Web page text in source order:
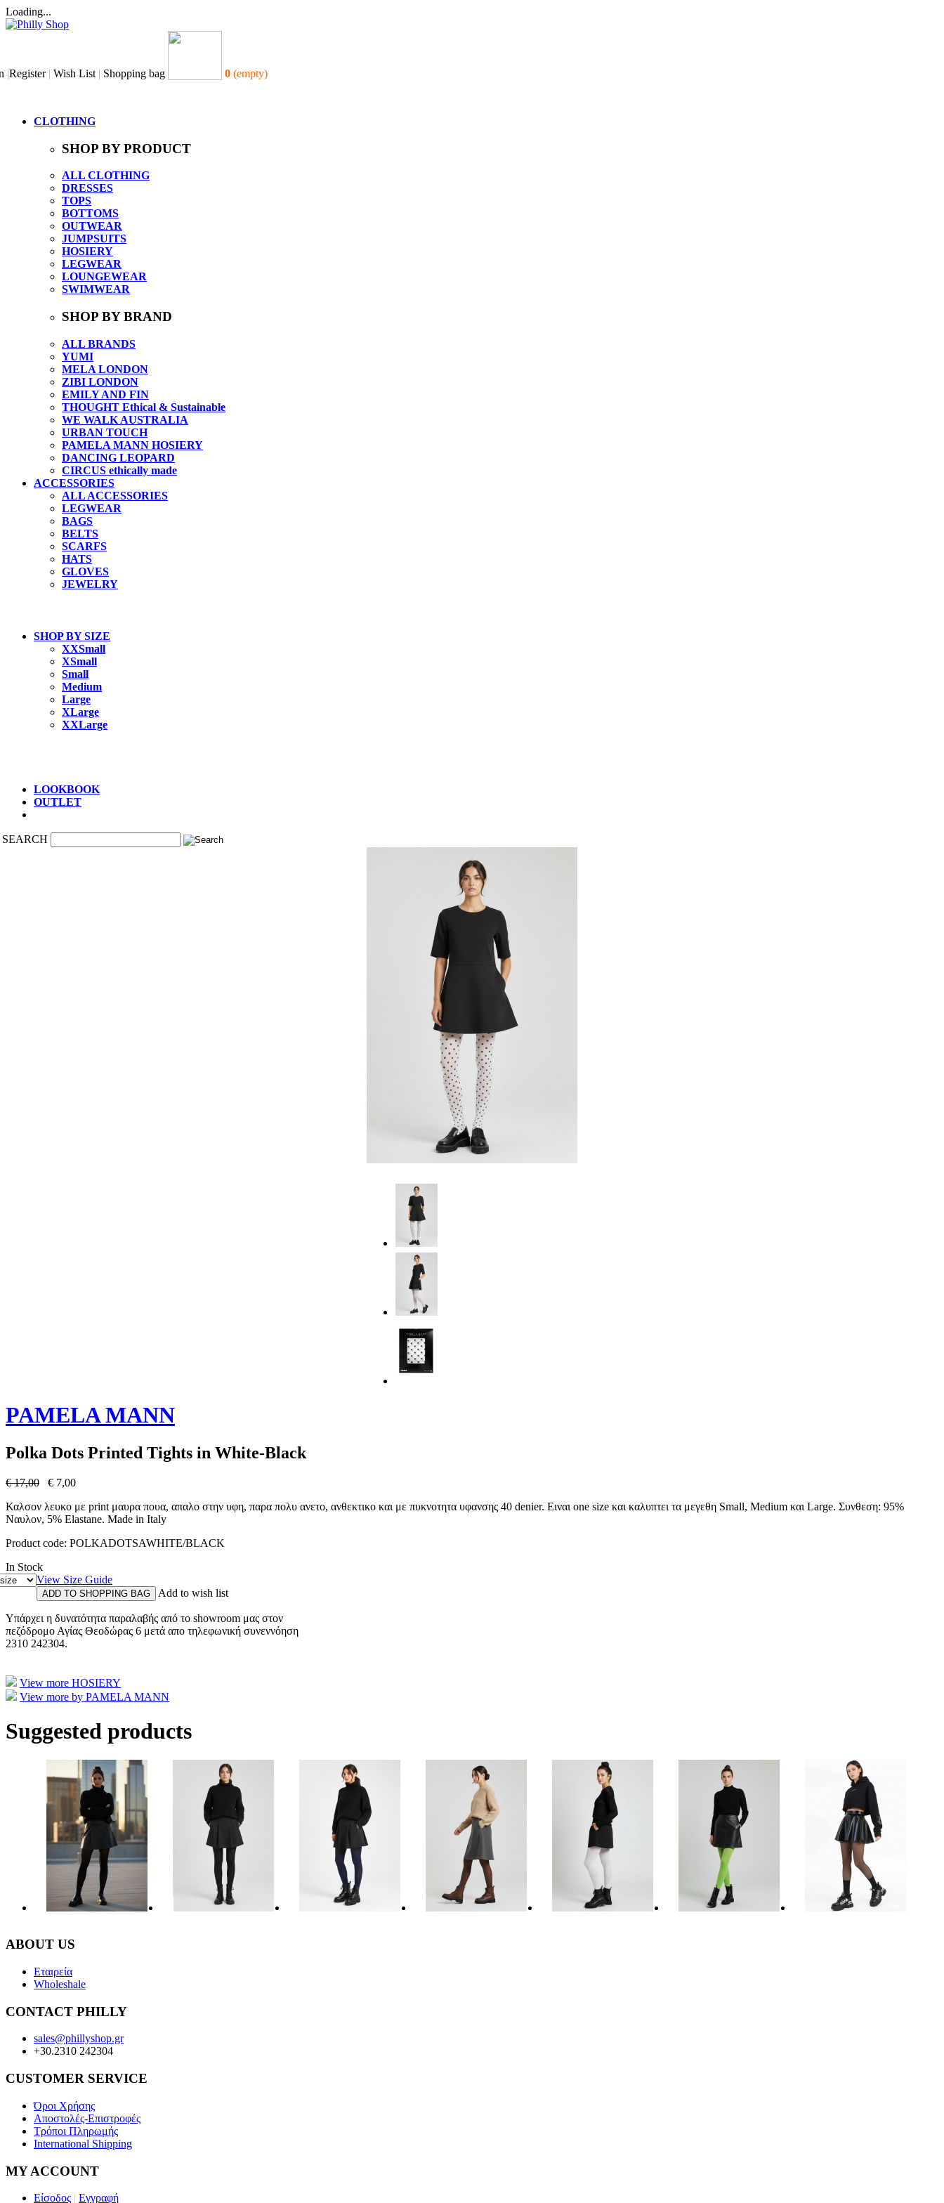
Loading...
|Register | Wish List | Shopping bag 0 (empty)
CLOTHING
SHOP BY PRODUCT
ALL CLOTHING
DRESSES
TOPS
BOTTOMS
OUTWEAR
JUMPSUITS
HOSIERY
LEGWEAR
LOUNGEWEAR
SWIMWEAR
SHOP BY BRAND
ALL BRANDS
YUMI
MELA LONDON
ZIBI LONDON
EMILY AND FIN
THOUGHT Ethical & Sustainable
WE WALK AUSTRALIA
URBAN TOUCH
PAMELA MANN HOSIERY
DANCING LEOPARD
CIRCUS ethically made
ACCESSORIES
ALL ACCESSORIES
LEGWEAR
BAGS
BELTS
SCARFS
HATS
GLOVES
JEWELRY
SHOP BY SIZE
XXSmall
XSmall
Small
Medium
Large
XLarge
XXLarge
LOOKBOOK
OUTLET
SEARCH
PAMELA MANN
Polka Dots Printed Tights in White-Black
€17,00 € 7,00
Καλσον λευκο με print μαυρα πουα, απαλο στην υφη, παρα πολυ ανετο, ανθεκτικο και με πυκνοτητα υφανσης 40 denier. Ειναι one size και καλυπτει τα μεγεθη Small, Medium και Large. Συνθεση: 95%
Ναυλον, 5% Elastane. Made in Italy
Product code: POLKADOTSAWHITE/BLACK
In Stock
View Size Guide
Add to wish list
Υπάρχει η δυνατότητα παραλαβής από το showroom μας στον
πεζόδρομο Αγίας Θεοδώρας 6 μετά απο τηλεφωνική συνεννόηση
2310 242304.
View more HOSIERY
View more by PAMELA MANN
Suggested products
ABOUT US
Εταιρεία
Wholeshale
CONTACT PHILLY
sales@phillyshop.gr
+30.2310 242304
CUSTOMER SERVICE
Όροι Χρήσης
Αποστολές-Επιστροφές
Τρόποι Πληρωμής
International Shipping
MY ACCOUNT
Είσοδος | Εγγραφή